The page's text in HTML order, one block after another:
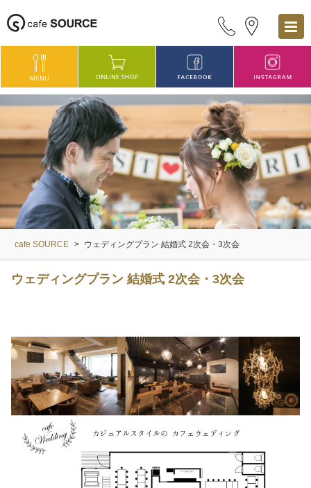
cafe SOURCE > ウェディングプラン 結婚式 2次会・3次会
ウェディングプラン 結婚式 2次会・3次会